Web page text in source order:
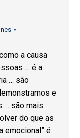
a causa
… é a
… são
e
… são mais
do que as
emocional” é